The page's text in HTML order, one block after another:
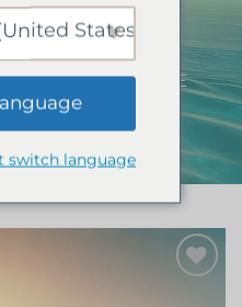
SUP Ibiza
DE DESPEDIDA DE
EM IBIZA
States)
switch language